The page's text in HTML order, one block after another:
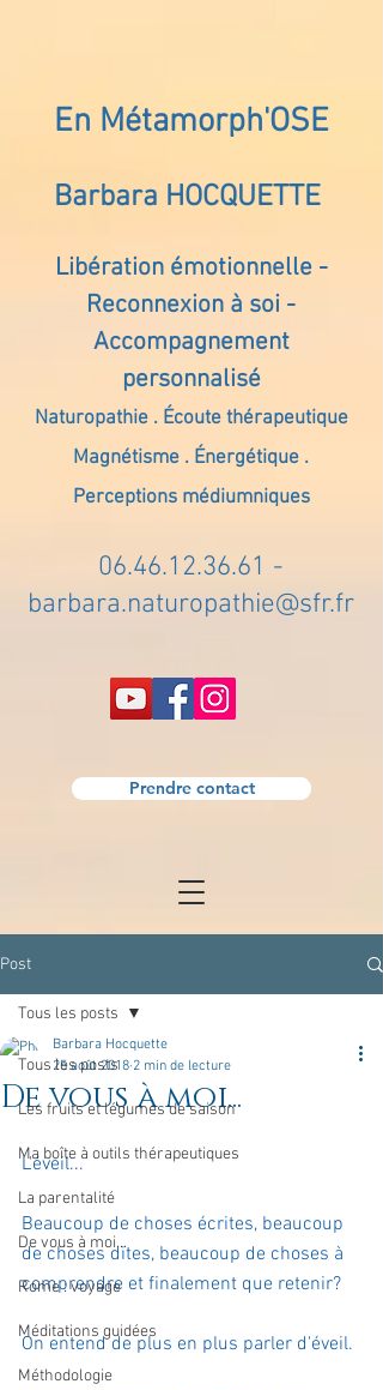
En Métamorph'OSE
Barbara HOCQUETTE
Libération émotionnelle -
Reconnexion à soi -
Accompagnement
personnalisé
Naturopathie . Écoute thérapeutique
Magnétisme . Énergétique .
Perceptions médiumniques
06.46.12.36.61 -
barbara.naturopathie@sfr.fr
Prendre contact
Post
Tous les posts
Les fruits et légumes de saison
Ma boîte à outils thérapeutiques
La parentalité
De vous à moi...
Rome : voyage
Méditations guidées
Méthodologie
Tous les posts
De vous à moi...
Barbara Hocquette
25 août 2018 2 min de lecture
L'éveil...
Beaucoup de choses écrites, beaucoup
de choses dites, beaucoup de choses à
comprendre et finalement que retenir?
On entend de plus en plus parler d'éveil.